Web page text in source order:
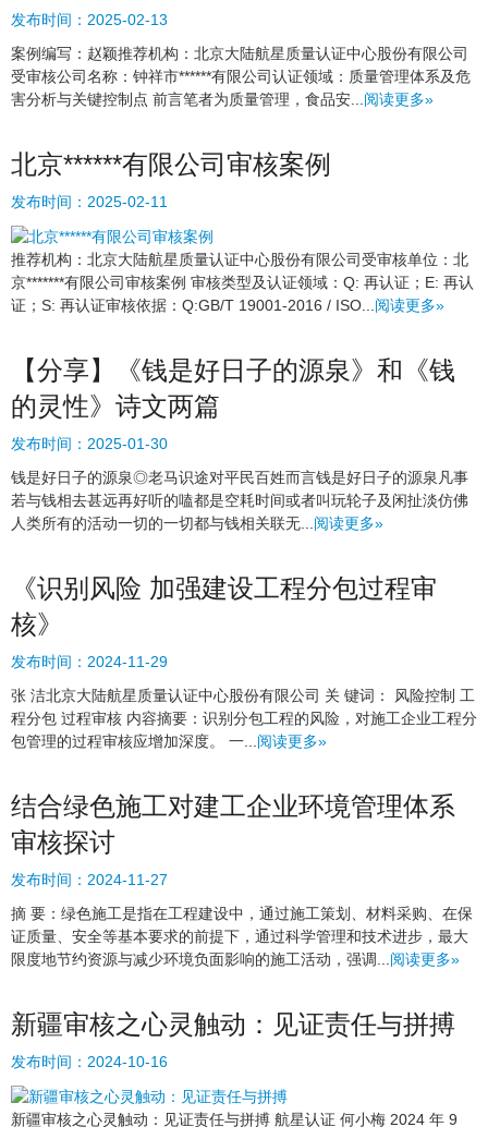
发布时间： 2025-02-13
案例编写：赵颖推荐机构：北京大陆航星质量认证中心股份有限公司
受审核公司名称：钟祥市******有限公司认证领域：质量管理体系及危
害分析与关键控制点 前言笔者为质量管理，食品安... 阅读更多»
北京******有限公司审核案例
发布时间： 2025-02-11
推荐机构：北京大陆航星质量认证中心股份有限公司受审核单位：北
京*******有限公司审核案例 审核类型及认证领域：Q: 再认证；E: 再认
证；S: 再认证审核依据：Q:GB/T 19001-2016 / ISO... 阅读更多»
【分享】《钱是好日子的源泉》和《钱
的灵性》诗文两篇
发布时间： 2025-01-30
钱是好日子的源泉◎老马识途对平民百姓而言钱是好日子的源泉凡事
若与钱相去甚远再好听的嗑都是空耗时间或者叫玩轮子及闲扯淡仿佛
人类所有的活动一切的一切都与钱相关联无... 阅读更多»
《识别风险 加强建设工程分包过程审
核》
发布时间： 2024-11-29
张 洁北京大陆航星质量认证中心股份有限公司 关 键词： 风险控制 工
程分包 过程审核 内容摘要：识别分包工程的风险，对施工企业工程分
包管理的过程审核应增加深度。 一... 阅读更多»
结合绿色施工对建工企业环境管理体系
审核探讨
发布时间： 2024-11-27
摘 要：绿色施工是指在工程建设中，通过施工策划、材料采购、在保
证质量、安全等基本要求的前提下，通过科学管理和技术进步，最大
限度地节约资源与减少环境负面影响的施工活动，强调... 阅读更多»
新疆审核之心灵触动：见证责任与拼搏
发布时间： 2024-10-16
新疆审核之心灵触动：见证责任与拼搏 航星认证 何小梅 2024 年 9